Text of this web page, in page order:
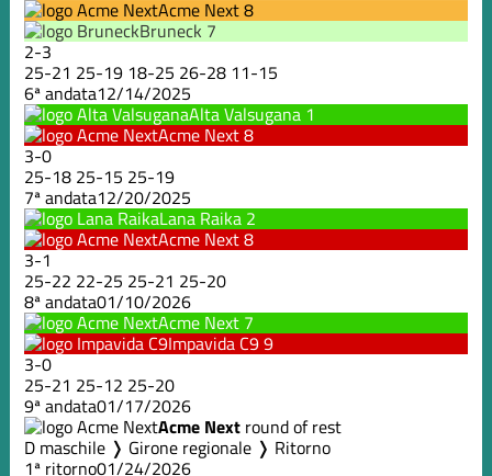
Acme Next8
Bruneck 7
2-3
25-21 25-19 18-25 26-28 11-15
6ª andata12/14/2025
Alta Valsugana 1
Acme Next8
3-0
25-18 25-15 25-19
7ª andata12/20/2025
Lana Raika 2
Acme Next8
3-1
25-22 22-25 25-21 25-20
8ª andata01/10/2026
Acme Next 7
Impavida C99
3-0
25-21 25-12 25-20
9ª andata01/17/2026
Acme Next round of rest
D maschile ❭ Girone regionale ❭ Ritorno
1ª ritorno01/24/2026